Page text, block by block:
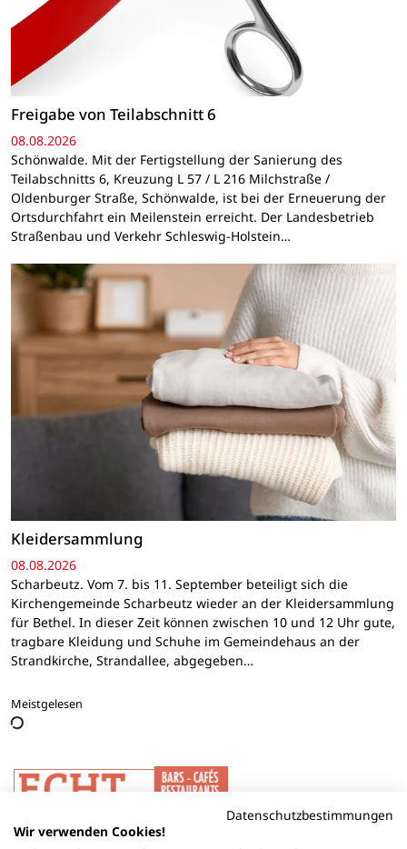
Freigabe von Teilabschnitt 6
08.08.2026
Schönwalde. Mit der Fertigstellung der Sanierung des
Teilabschnitts 6, Kreuzung L 57 / L 216 Milchstraße /
Oldenburger Straße, Schönwalde, ist bei der Erneuerung der
Ortsdurchfahrt ein Meilenstein erreicht. Der Landesbetrieb
Straßenbau und Verkehr Schleswig-Holstein…
Kleidersammlung
08.08.2026
Scharbeutz. Vom 7. bis 11. September beteiligt sich die
Kirchengemeinde Scharbeutz wieder an der Kleidersammlung
für Bethel. In dieser Zeit können zwischen 10 und 12 Uhr gute,
tragbare Kleidung und Schuhe im Gemeindehaus an der
Strandkirche, Strandallee, abgegeben…
Meistgelesen
Datenschutzbestimmungen
Wir verwenden Cookies!